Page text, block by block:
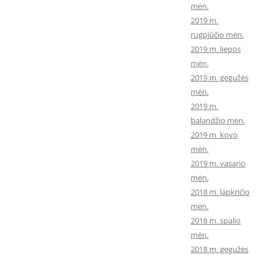
mėn.
2019 m.
rugpjūčio mėn.
2019 m. liepos
mėn.
2019 m. gegužės
mėn.
2019 m.
balandžio mėn.
2019 m. kovo
mėn.
2019 m. vasario
mėn.
2018 m. lapkričio
mėn.
2018 m. spalio
mėn.
2018 m. gegužės